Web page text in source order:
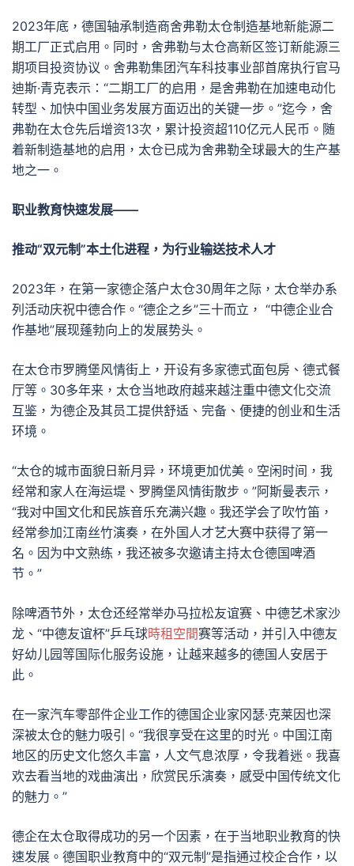
2023年底，德国轴承制造商舍弗勒太仓制造基地新能源二
期工厂正式启用。同时，舍弗勒与太仓高新区签订新能源三
期项目投资协议。舍弗勒集团汽车科技事业部首席执行官马
迪斯·青克表示：“二期工厂的启用，是舍弗勒在加速电动化
转型、加快中国业务发展方面迈出的关键一步。”迄今，舍
弗勒在太仓先后增资13次，累计投资超110亿元人民币。随
着新制造基地的启用，太仓已成为舍弗勒全球最大的生产基
地之一。
职业教育快速发展——
推动“双元制”本土化进程，为行业输送技术人才
2023年，在第一家德企落户太仓30周年之际，太仓举办系
列活动庆祝中德合作。“德企之乡”三十而立， “中德企业合
作基地”展现蓬勃向上的发展势头。
在太仓市罗腾堡风情街上，开设有多家德式面包房、德式餐
厅等。30多年来，太仓当地政府越来越注重中德文化交流
互鉴，为德企及其员工提供舒适、完备、便捷的创业和生活
环境。
“太仓的城市面貌日新月异，环境更加优美。空闲时间，我
经常和家人在海运堤、罗腾堡风情街散步。”阿斯曼表示，
“我对中国文化和民族音乐充满兴趣。我还学会了吹竹笛，
经常参加江南丝竹演奏，在外国人才艺大赛中获得了第一
名。因为中文熟练，我还被多次邀请主持太仓德国啤酒
节。”
除啤酒节外，太仓还经常举办马拉松友谊赛、中德艺术家沙
龙、“中德友谊杯”乒乓球時租空間赛等活动，并引入中德友
好幼儿园等国际化服务设施，让越来越多的德国人安居于
此。
在一家汽车零部件企业工作的德国企业家冈瑟·克莱因也深
深被太仓的魅力吸引。“我很享受在这里的时光。中国江南
地区的历史文化悠久丰富，人文气息浓厚，令我着迷。我喜
欢去看当地的戏曲演出，欣赏民乐演奏，感受中国传统文化
的魅力。”
德企在太仓取得成功的另一个因素，在于当地职业教育的快
速发展。德国职业教育中的“双元制”是指通过校企合作，以